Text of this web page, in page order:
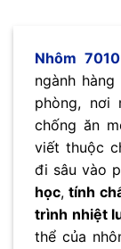
Nhôm 7010
ngành
phòng, nơi
chống ăn
viết thuộc
đi sâu vào
học,tính
trình nhiệt
thể của